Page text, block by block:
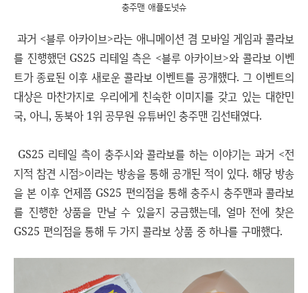
충주맨 애플도넛슈
과거 <블루 아카이브>라는 애니메이션 겸 모바일 게임과 콜라보
를 진행했던 GS25 리테일 측은 <블루 아카이브>와 콜라보 이벤
트가 종료된 이후 새로운 콜라보 이벤트를 공개했다. 그 이벤트의
대상은 마찬가지로 우리에게 친숙한 이미지를 갖고 있는 대한민
국, 아니, 동북아 1위 공무원 유튜버인 충주맨 김선태였다.
GS25 리테일 측이 충주시와 콜라보를 하는 이야기는 과거 <전
지적 참견 시점>이라는 방송을 통해 공개된 적이 있다. 해당 방송
을 본 이후 언제쯤 GS25 편의점을 통해 충주시 충주맨과 콜라보
를 진행한 상품을 만날 수 있을지 궁금했는데, 얼마 전에 찾은
GS25 편의점을 통해 두 가지 콜라보 상품 중 하나를 구매했다.